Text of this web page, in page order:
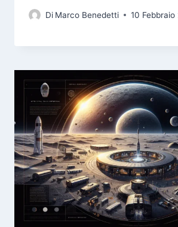
Di Marco Benedetti 10 Febbraio